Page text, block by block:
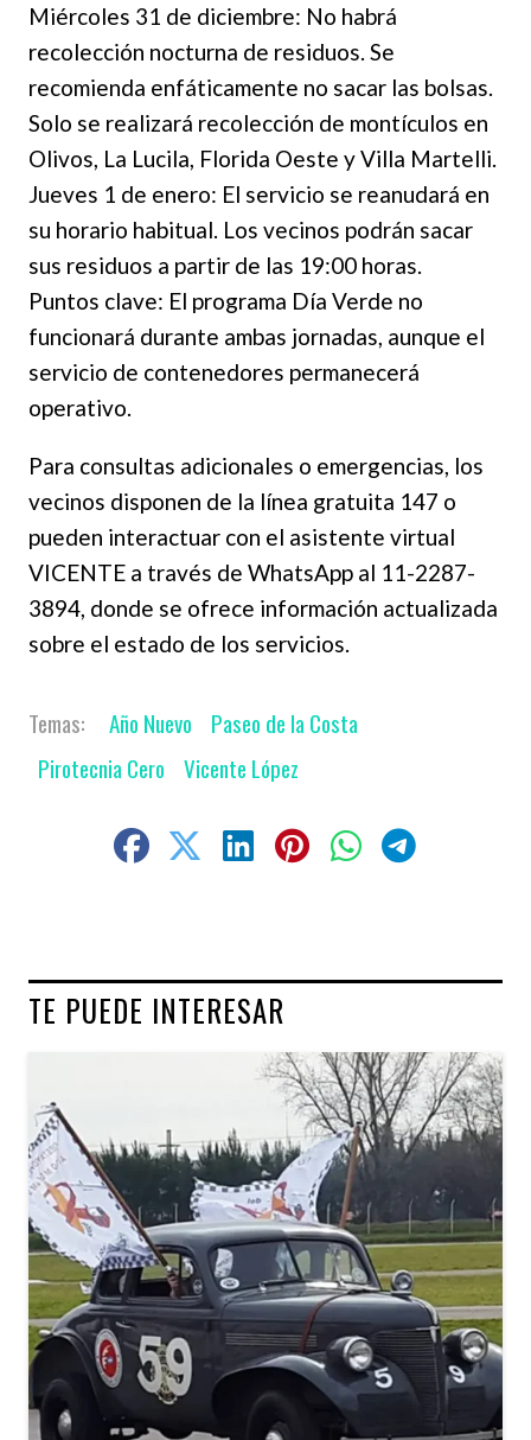
Miércoles 31 de diciembre: No habrá
recolección nocturna de residuos. Se
recomienda enfáticamente no sacar las bolsas.
Solo se realizará recolección de montículos en
Olivos, La Lucila, Florida Oeste y Villa Martelli.
Jueves 1 de enero: El servicio se reanudará en
su horario habitual. Los vecinos podrán sacar
sus residuos a partir de las 19:00 horas.
Puntos clave: El programa Día Verde no
funcionará durante ambas jornadas, aunque el
servicio de contenedores permanecerá
operativo.
Para consultas adicionales o emergencias, los
vecinos disponen de la línea gratuita 147 o
pueden interactuar con el asistente virtual
VICENTE a través de WhatsApp al 11-2287-
3894, donde se ofrece información actualizada
sobre el estado de los servicios.
Año Nuevo
Paseo de la Costa
Pirotecnia Cero
Vicente López
TE PUEDE INTERESAR